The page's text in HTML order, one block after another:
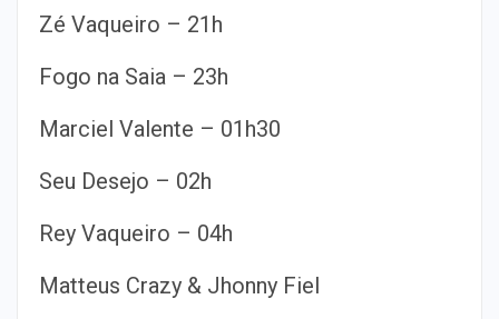
Zé Vaqueiro – 21h
Fogo na Saia – 23h
Marciel Valente – 01h30
Seu Desejo – 02h
Rey Vaqueiro – 04h
Matteus Crazy & Jhonny Fiel